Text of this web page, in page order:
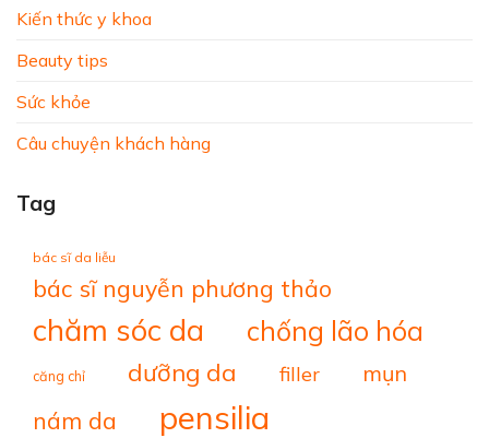
Kiến thức y khoa
Beauty tips
Sức khỏe
Câu chuyện khách hàng
Tag
bác sĩ da liễu
bác sĩ nguyễn phương thảo
chăm sóc da chống lão hóa
căng chỉ dưỡng da filler mụn
nám da pensilia